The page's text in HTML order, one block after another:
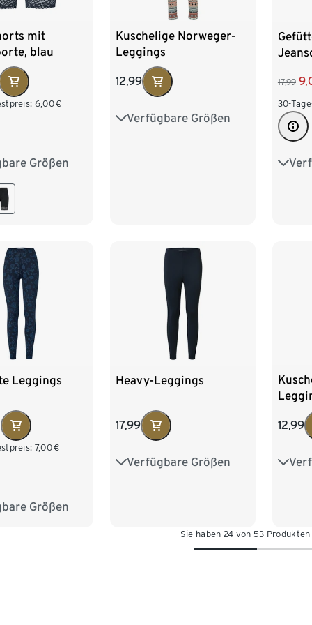
mit
blau
6,00€
Größen
M 40/42
Kuschelige Norweger-
Leggings
12,99
Verfügbare Größen
S 36/38 M 40/42
17,99
30-
S 36/
Leggings
7,00€
Größen
M 40/42
Heavy-Leggings
17,99
Verfügbare Größen
S 36/38 M 40/42
12,99
S 36/
Sie haben 24 von 53